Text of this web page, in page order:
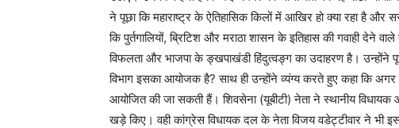
ने पूछा कि महाराष्ट्र के ऐतिहासिक किलों में आखिर हो क्या रहा है
कि पुर्तगालियों, ब्रिटिश और मराठा शासन के इतिहास की गवाही देने
विफलता और भाजपा के ङ्खपाखंडी हिंदुत्वङ्ग का उदाहरण है। उन्होंने
विभाग इसका आयोजक है? साथ ही उन्होंने व्यंग्य करते हुए कहा कि
आयोजित की जा सकती हैं। शिवसेना (यूबीटी) नेता ने स्थानीय
खड़े किए। वही कांग्रेस विधायक दल के नेता विजय वडेट्टीवार ने भी